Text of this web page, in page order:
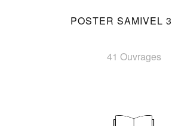
POSTER SAMIVEL
41 Ouvrages